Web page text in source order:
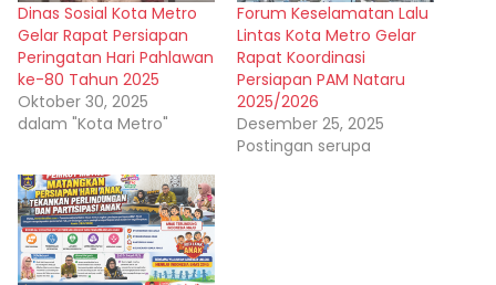
Dinas Sosial Kota Metro
Gelar Rapat Persiapan
Peringatan Hari Pahlawan
ke-80 Tahun 2025
Oktober 30, 2025
dalam "Kota Metro"
Forum Keselamatan Lalu
Lintas Kota Metro Gelar
Rapat Koordinasi
Persiapan PAM Nataru
2025/2026
Desember 25, 2025
Postingan serupa